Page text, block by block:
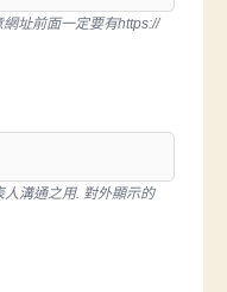
址前面一定要有https://
溝通之用. 對外顯示的